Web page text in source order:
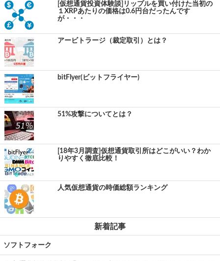
[仮想通貨投資体験談]リップルを買い付けた当初の
１XRPあたりの価格は0.6円台だったんです
が・・・
アービトラージ（裁定取引）とは？
bitFlyer(ビットフライヤー)
51%攻撃についてとは？
[18年3月調査]仮想通貨取引所はどこがいい？わか
りやすく徹底比較！
人気仮想通貨の時価総額ランキング
新着記事
ソフトフォーク